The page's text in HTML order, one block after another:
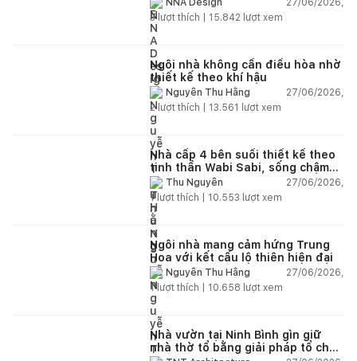
nhiên
NNA Design
27/06/2026,
3lượt thích | 15.842 lượt xem
Ngôi nhà không cần điều hòa nhờ
thiết kế theo khí hậu
Nguyễn Thu Hằng
27/06/2026,
2lượt thích | 13.561 lượt xem
Nhà cấp 4 bên suối thiết kế theo
tinh thần Wabi Sabi, sống chậm
giữa thiên nhiên
Thu Nguyễn
27/06/2026,
1lượt thích | 10.553 lượt xem
Ngôi nhà mang cảm hứng Trung
Hoa với kết cấu lộ thiên hiện đại
Nguyễn Thu Hằng
27/06/2026,
1lượt thích | 10.658 lượt xem
Nhà vườn tại Ninh Bình gìn giữ
nhà thờ tổ bằng giải pháp tổ chức